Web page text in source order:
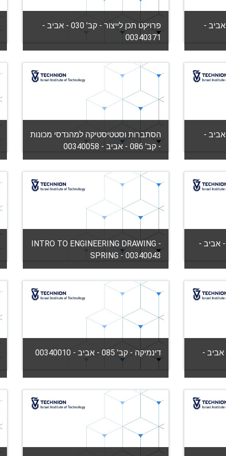
תכן לייצור - קב' 020 - אביב -
פרויקט תכן לייצור - קב' 030 - אביב -
00340371
קטגוריה: הפקולטה להנדסת מכונות
View Course
מורה: יולי גוטמנס
תכן לייצור - קב' 086 - אביב -
הסתברות וסטטיסטיקה למהנדסי מכונות
- קב' 086 - אביב - 00340058
קטגוריה: הפקולטה להנדסת מכונות
View Course
מורה: ג'קלין אשר
מכניקת מוצקים 2מ - קב' 086 - אביב -
INTRO TO ENGINEERING DRAWING -
SPRING - 00340043
קטגוריה: הפקולטה להנדסת מכונות
View Course
מורה: רחמים נח
למכטרוניקה - קב' 086 - אביב -
דינמיקה - קב' 085 - אביב - 00340010
קטגוריה:הפקולטה להנדסת מכונות